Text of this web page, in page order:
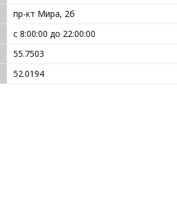
пр-кт Мира, 2б
с 8:00:00 до 22:00:00
55.7503
52.0194